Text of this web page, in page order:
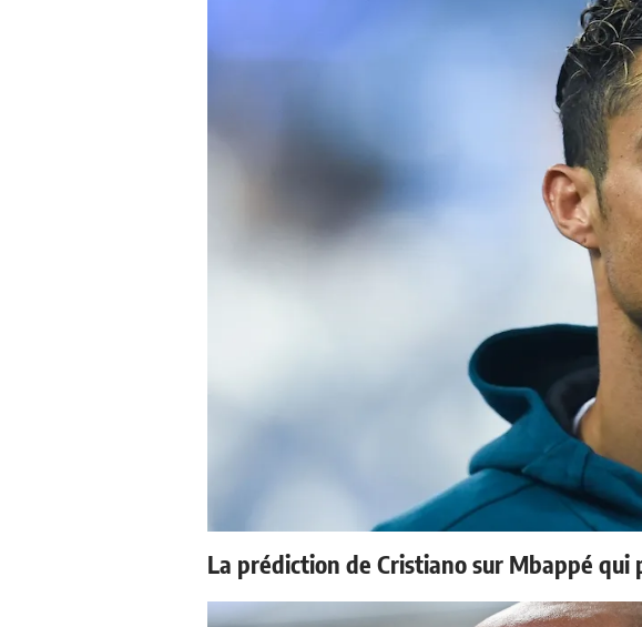
La prédiction de Cristiano sur Mbappé qui